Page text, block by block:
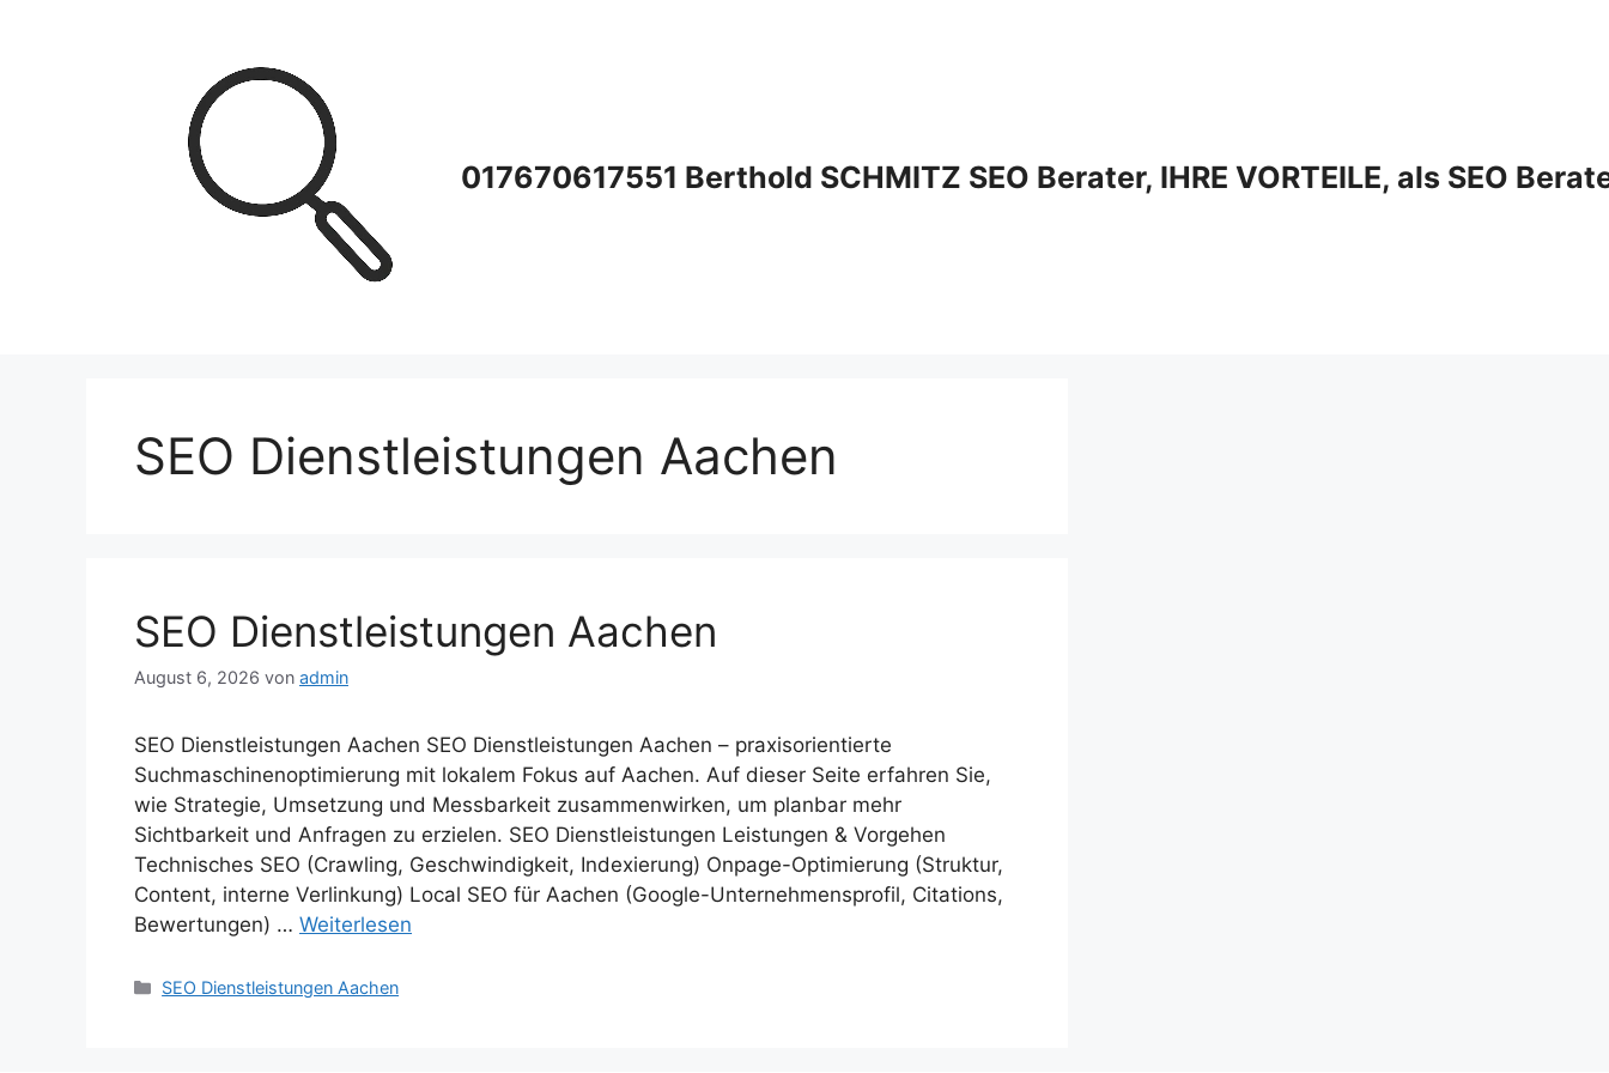
017670617551 Berthold SCHMITZ SEO Berater, IHRE VORTEILE, als SEO
SEO Dienstleistungen Aachen
SEO Dienstleistungen Aachen
August 6, 2026 von admin
SEO Dienstleistungen Aachen SEO Dienstleistungen Aachen – praxisorientierte
Suchmaschinenoptimierung mit lokalem Fokus auf Aachen. Auf dieser Seite erfahren Sie,
wie Strategie, Umsetzung und Messbarkeit zusammenwirken, um planbar mehr
Sichtbarkeit und Anfragen zu erzielen. SEO Dienstleistungen Leistungen & Vorgehen
Technisches SEO (Crawling, Geschwindigkeit, Indexierung) Onpage-Optimierung (Struktur,
Content, interne Verlinkung) Local SEO für Aachen (Google-Unternehmensprofil, Citations,
Bewertungen) … Weiterlesen
Kategorien
SEO Dienstleistungen Aachen